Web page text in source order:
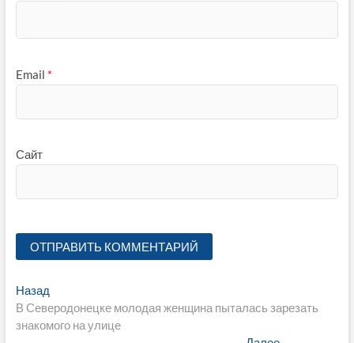
Email *
Сайт
Навигация
по
НазадПредыдущая
запись:
В Северодонецке молодая женщина пыталась зарезать
знакомого на улице